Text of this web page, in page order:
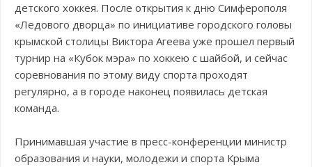
детского хоккея. После открытия к дню Симферополя
«Ледового дворца» по инициативе городского головы
крымской столицы Виктора Агеева уже прошел первый
турнир на «Кубок мэра» по хоккею с шайбой, и сейчас
соревнования по этому виду спорта проходят
регулярно, а в городе наконец появилась детская
команда.
Принимавшая участие в пресс-конференции министр
образования и науки, молодежи и спорта Крыма